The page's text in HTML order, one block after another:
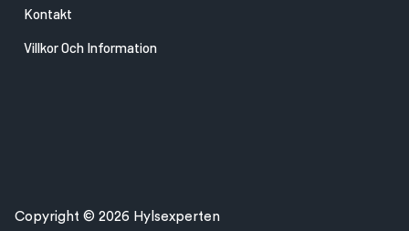
Kontakt
Villkor Och Information
Copyright © 2026 Hylsexperten